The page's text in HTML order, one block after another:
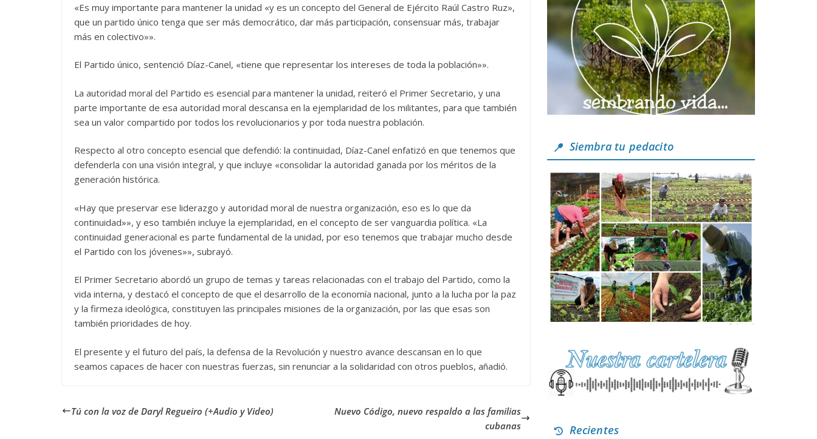
«Es muy importante para mantener la unidad «y es un concepto del General de Ejército Raúl Castro Ruz»,
que un partido único tenga que ser más democrático, dar más participación, consensuar más, trabajar
más en colectivo»».
El Partido único, sentenció Díaz-Canel, «tiene que representar los intereses de toda la población»».
La autoridad moral del Partido es esencial para mantener la unidad, reiteró el Primer Secretario, y una
parte importante de esa autoridad moral descansa en la ejemplaridad de los militantes, para que también
sea un valor compartido por todos los revolucionarios y por toda nuestra población.
Respecto al otro concepto esencial que defendió: la continuidad, Díaz-Canel enfatizó en que tenemos que
defenderla con una visión integral, y que incluye «consolidar la autoridad ganada por los méritos de la
generación histórica.
«Hay que preservar ese liderazgo y autoridad moral de nuestra organización, eso es lo que da
continuidad»», y eso también incluye la ejemplaridad, en el concepto de ser vanguardia política. «La
continuidad generacional es parte fundamental de la unidad, por eso tenemos que trabajar mucho desde
el Partido con los jóvenes»», subrayó.
El Primer Secretario abordó un grupo de temas y tareas relacionadas con el trabajo del Partido, como la
vida interna, y destacó el concepto de que el desarrollo de la economía nacional, junto a la lucha por la paz
y la firmeza ideológica, constituyen las principales misiones de la organización, por las que esas son
también prioridades de hoy.
El presente y el futuro del país, la defensa de la Revolución y nuestro avance descansan en lo que
seamos capaces de hacer con nuestras fuerzas, sin renunciar a la solidaridad con otros pueblos, añadió.
Tú con la voz de Daryl Regueiro (+Audio y Video)
Nuevo Código, nuevo respaldo a las familias
cubanas
Siembra tu pedacito
Recientes